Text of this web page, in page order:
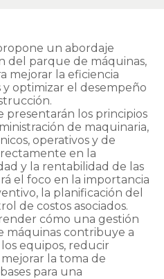
un abordaje
del parque de máquinas,
mejorar la eficiencia
optimizar el desempeño
los principios
de maquinaria,
operativos y de
en la
y la rentabilidad de las
el foco en la importancia
la planificación del
de costos asociados.
cómo una gestión
máquinas contribuye a
equipos, reducir
la toma de
para una